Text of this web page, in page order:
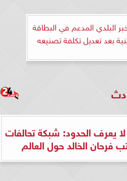
البلدي المدعم في البطاقة
بعد تعديل تكلفة تصنيعه
لا يعرف الحدود: شبكة تحالفات
فرحان الخالد حول العالم